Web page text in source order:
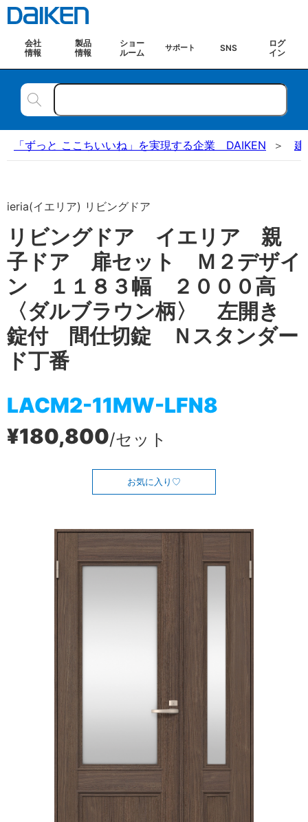
会社
情報
製品
情報
ショー
ルーム
サポート SNS
ログ
イン
「ずっと ここちいいね」を実現する企業 DAIKEN 建
ieria(イエリア) リビングドア
リビングドア イエリア 親
子ドア 扉セット Ｍ２デザイ
ン １１８３幅 ２０００高
〈ダルブラウン柄〉 左開き
錠付 間仕切錠 Ｎスタンダー
ド丁番
LACM2-11MW-LFN8
¥180,800/セット
お気に入り